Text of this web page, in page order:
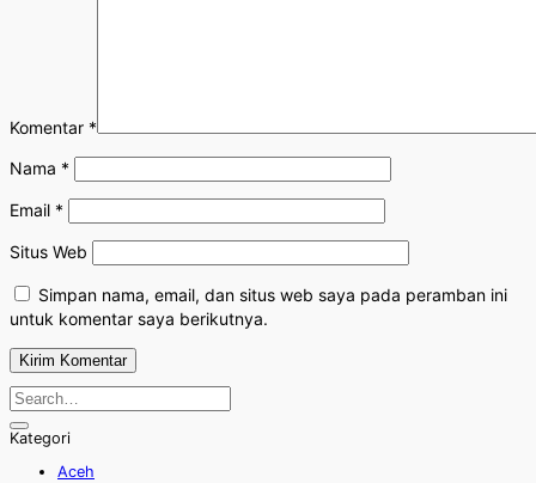
Komentar *
Nama *
Email *
Situs Web
Simpan nama, email, dan situs web saya pada peramban ini
untuk komentar saya berikutnya.
Kategori
Aceh